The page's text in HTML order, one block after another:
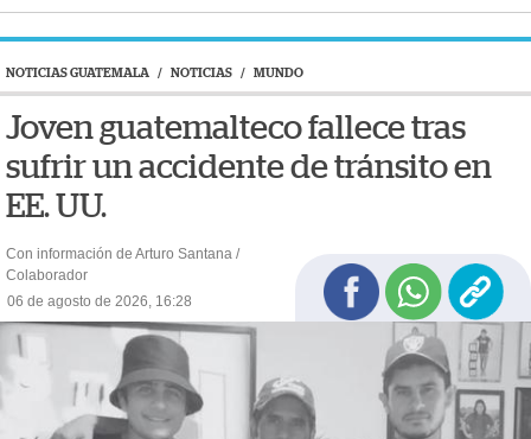
NOTICIAS GUATEMALA / NOTICIAS / MUNDO
Joven guatemalteco fallece tras
sufrir un accidente de tránsito en
EE. UU.
Con información de Arturo Santana /
Colaborador
06 de agosto de 2026, 16:28